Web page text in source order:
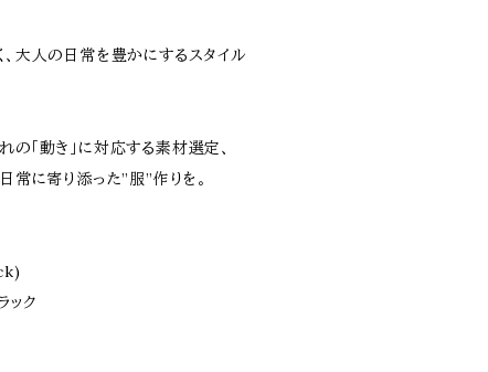
、大人の日常を豊かにするスタイル
「動き」に対応する素材選定、
常に寄り添った”服”作りを。
ック